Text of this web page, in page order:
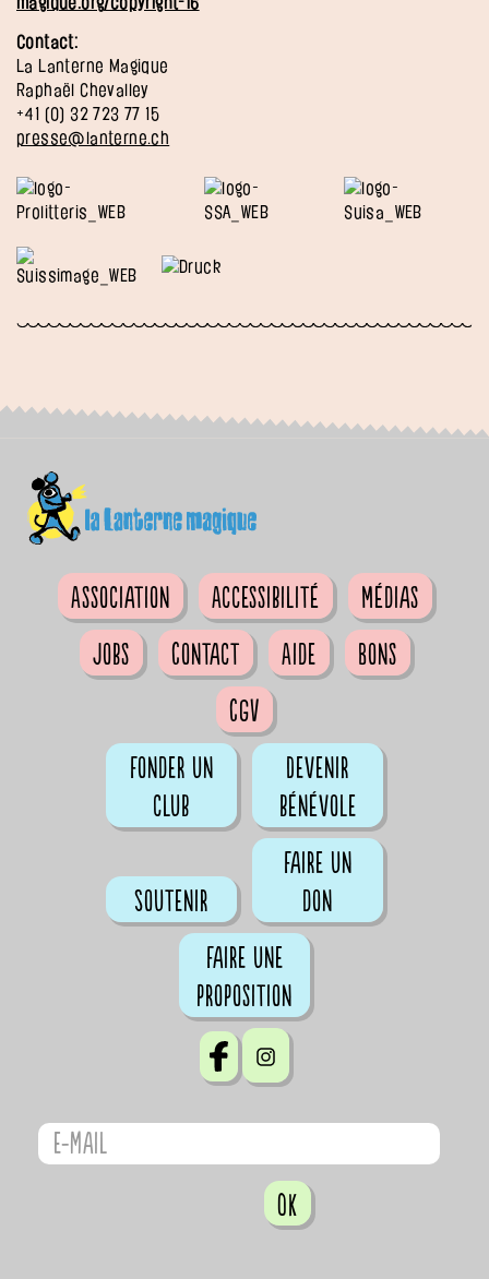
Contact:
La Lanterne Magique
Raphaël Chevalley
+41 (0) 32 723 77 15
presse@lanterne.ch
Association Accessibilité
Médias
Jobs
Contact Aide
Bons
CGV
Fonder un
club
Devenir
bénévole
Soutenir
Faire un
don
Faire une
proposition
OK